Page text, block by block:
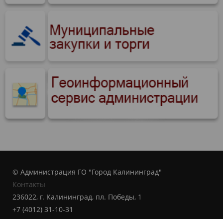
© Администрация ГО "Город Калининград"
Контакты
236022, г. Калининград, пл. Победы, 1
+7 (4012) 31-10-31